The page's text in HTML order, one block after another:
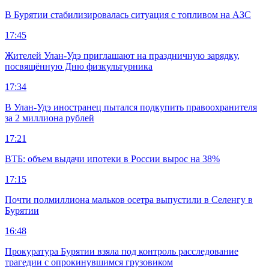
В Бурятии стабилизировалась ситуация с топливом на АЗС
17:45
Жителей Улан-Удэ приглашают на праздничную зарядку,
посвящённую Дню физкультурника
17:34
В Улан-Удэ иностранец пытался подкупить правоохранителя
за 2 миллиона рублей
17:21
ВТБ: объем выдачи ипотеки в России вырос на 38%
17:15
Почти полмиллиона мальков осетра выпустили в Селенгу в
Бурятии
16:48
Прокуратура Бурятии взяла под контроль расследование
трагедии с опрокинувшимся грузовиком